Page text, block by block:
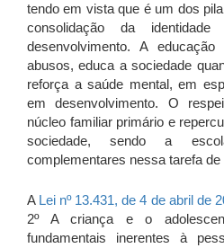
tendo em vista que é um dos
consolidação da
desenvolvimento. A
abusos, educa a sociedade
reforça a saúde mental, em
em desenvolvimento. O
núcleo familiar primário e
sociedade, sendo a
complementares nessa tarefa
A Lei nº 13.431, de 4 de abril de
2º A criança e o
fundamentais inerentes à